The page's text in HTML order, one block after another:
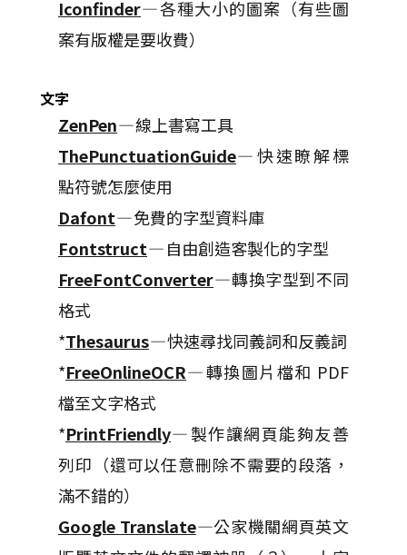
Iconfinder— 各種大小的圖案（有些圖
案有版權是要收費）
文字
ZenPen— 線上書寫工具
ThePunctuationGuide— 快速瞭解標
點符號怎麼使用
Dafont— 免費的字型資料庫
Fontstruct— 自由創造客製化的字型
FreeFontConverter— 轉換字型到不同
格式
*Thesaurus— 快速尋找同義詞和反義詞
*FreeOnlineOCR— 轉換圖片檔和 PDF
檔至文字格式
*PrintFriendly— 製作讓網頁能夠友善
列印（還可以任意刪除不需要的段落，
滿不錯的）
Google Translate—公家機關網頁英文